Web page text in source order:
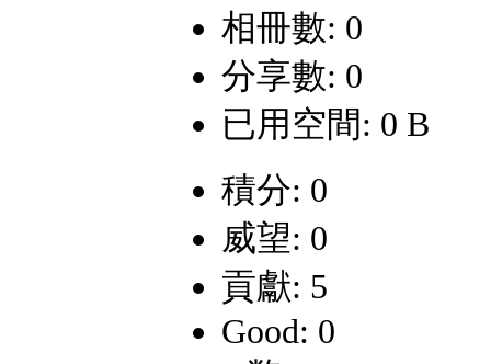
相冊數: 0
分享數: 0
已用空間: 0 B
積分: 0
威望: 0
貢獻: 5
Good: 0